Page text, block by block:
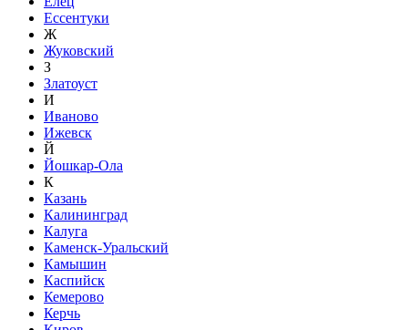
Ессентуки
Ж
Жуковский
З
Златоуст
И
Иваново
Ижевск
Й
Йошкар-Ола
К
Казань
Калининград
Калуга
Каменск-Уральский
Камышин
Каспийск
Кемерово
Керчь